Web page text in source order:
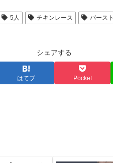
5人 チキンレース バースト
シェアする
はてブ Pocket